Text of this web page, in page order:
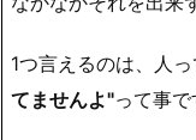
1つ言えるのは、人
てませんよ"って事で